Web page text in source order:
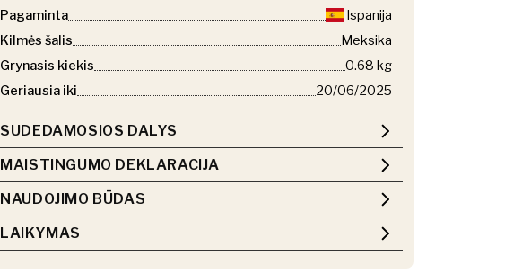
Pagaminta
Ispanija
Kilmės šalis
Meksika
Grynasis kiekis
0.68 kg
Geriausia iki
20/06/2025
SUDEDAMOSIOS DALYS
MAISTINGUMO DEKLARACIJA
NAUDOJIMO BŪDAS
LAIKYMAS